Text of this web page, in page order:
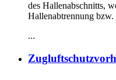
des Hallenabschnitts,
Hallenabtrennung
...